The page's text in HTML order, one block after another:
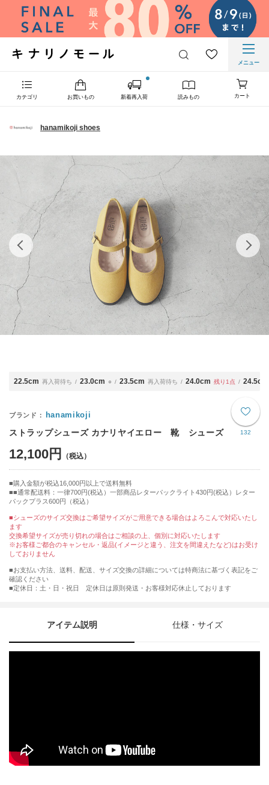
メニュー
カテゴリ お買いもの 新着再入荷 読みもの カート
hanamikoji shoes
22.5cm 再入荷待ち 23.0cm ○ 23.5cm 再入荷待ち 24.0cm 残り1点 24.5cm
132
hanamikoji
ストラップシューズ カナリヤイエロー 靴 シューズ
12,100円
購入金額が税込16,000円以上で送料無料
■通常配送料：一律700円(税込）一部商品レターパックライト430円(税込）レター
パックプラス600円（税込）
■シューズのサイズ交換はご希望サイズがご用意できる場合はよろこんで対応いたし
ます
交換希望サイズが売り切れの場合はご相談の上、個別に対応いたします
※お客様ご都合のキャンセル・返品(イメージと違う、注文を間違えたなど)はお受け
しておりません
■お支払い方法、送料、配送、サイズ交換の詳細については特商法に基づく表記をご
確認ください
■定休日：土・日・祝日 定休日は原則発送・お客様対応休止しております
アイテム説明 仕様・サイズ